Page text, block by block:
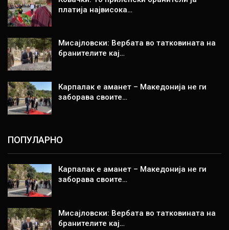
платија највисока…
Мисајловски: Вербата во татковината на
бранителите кај…
Карпалак е аманет – Македонија не ги
заборава своите…
ПОПУЛАРНО
Карпалак е аманет – Македонија не ги
заборава своите…
Мисајловски: Вербата во татковината на
бранителите кај…